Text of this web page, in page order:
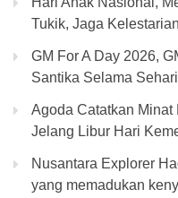
Tukik, Jaga
GM For A Day 2026,
Santika Selama Sehari
Agoda Catatkan
Jelang Libur Hari
Nusantara Explorer
yang memadukan